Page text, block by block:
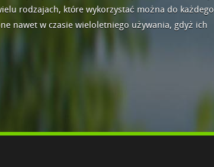
rodzajach, które wykorzystać można do każdego
nawet w czasie wieloletniego używania, gdyż ich